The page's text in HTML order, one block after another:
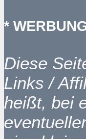
*
Diese
Links /
heißt, bei